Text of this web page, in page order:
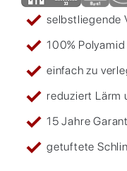
selbstliegende
100% Polyamid
einfach zu
reduziert Lärm
15 Jahre
getuftete